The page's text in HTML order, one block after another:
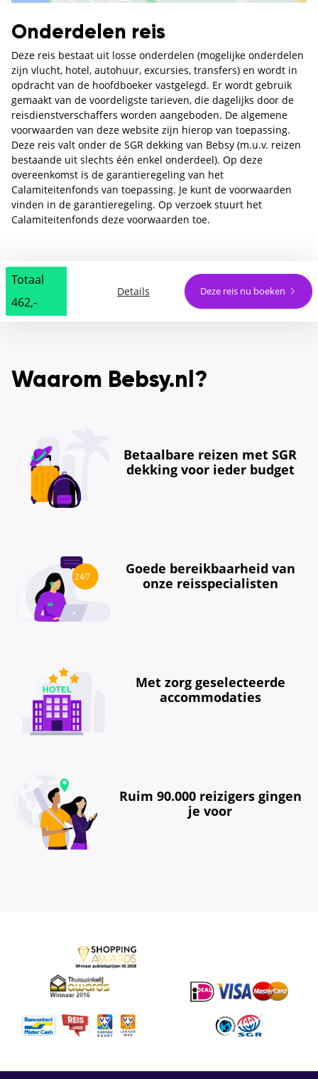
Onderdelen reis
Deze reis bestaat uit losse onderdelen (mogelijke onderdelen
zijn vlucht, hotel, autohuur, excursies, transfers) en wordt in
opdracht van de hoofdboeker vastgelegd. Er wordt gebruik
gemaakt van de voordeligste tarieven, die dagelijks door de
reisdienstverschaffers worden aangeboden. De algemene
voorwaarden van deze website zijn hierop van toepassing.
Deze reis valt onder de SGR dekking van Bebsy (m.u.v. reizen
bestaande uit slechts één enkel onderdeel). Op deze
overeenkomst is de garantieregeling van het
Calamiteitenfonds van toepassing. Je kunt de voorwaarden
vinden in de garantieregeling. Op verzoek stuurt het
Calamiteitenfonds deze voorwaarden toe.
Totaal
462,-
Details Deze reis nu boeken
Waarom Bebsy.nl?
Betaalbare reizen met SGR
dekking voor ieder budget
Goede bereikbaarheid van
onze reisspecialisten
Met zorg geselecteerde
accommodaties
Ruim 90.000 reizigers gingen
je voor